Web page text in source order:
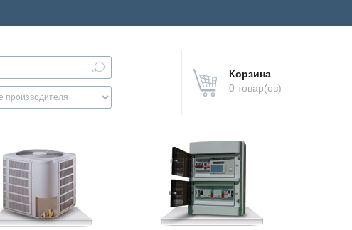
Корзина
0 товар(ов)